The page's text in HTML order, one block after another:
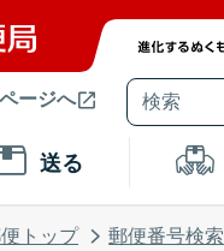
ージへ
送る
トップ 郵便番号検索